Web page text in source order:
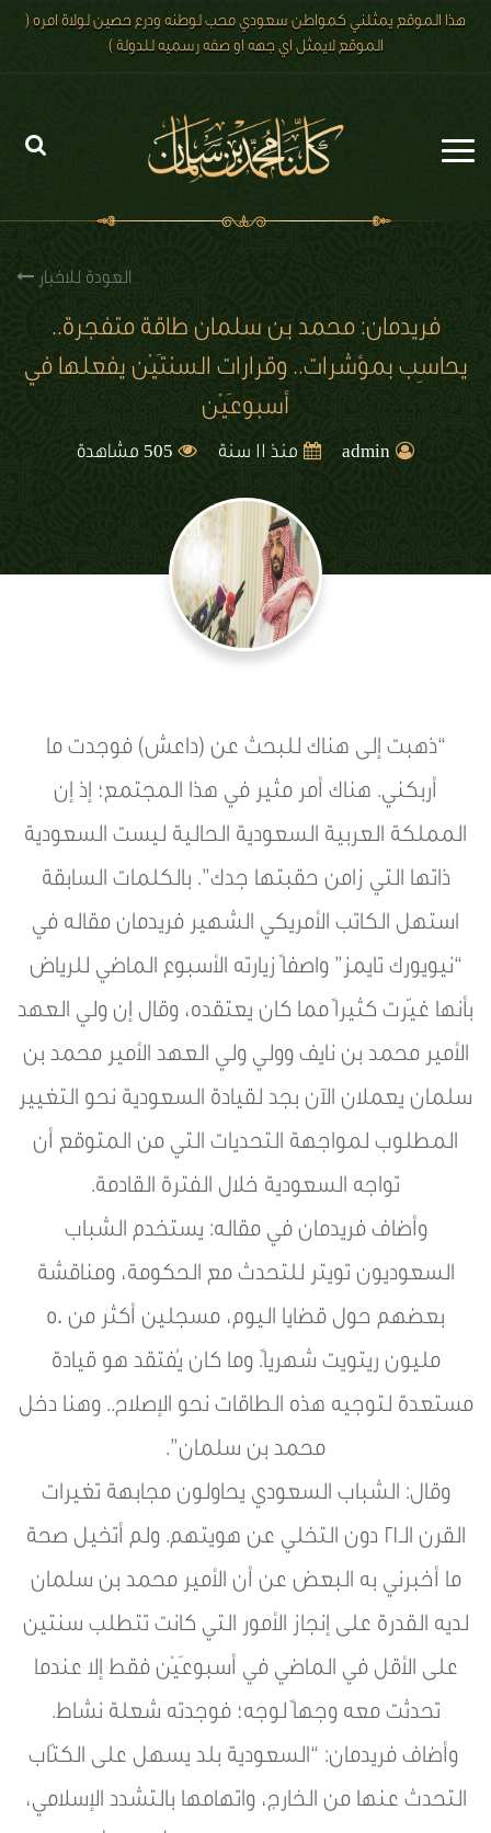
هذا الموقع يمثلني كمواطن سعودي محب لوطنه ودرع حصين لولاة امره (
الموقع لايمثل اي جهه او صفه رسميه للدولة )
الصور
تعليقات الزوار
العودة للاخبار
فريدمان: محمد بن سلمان طاقة متفجرة..
يحاسِب بمؤشرات.. وقرارات السنتَيْن يفعلها في
أسبوعَيْن
admin منذ 11 سنة 505 مشاهدة
“ذهبت إلى هناك للبحث عن (داعش) فوجدت ما
أربكني. هناك أمر مثير في هذا المجتمع؛ إذ إن
المملكة العربية السعودية الحالية ليست السعودية
ذاتها التي زامن حقبتها جدك”. بالكلمات السابقة
استهل الكاتب الأمريكي الشهير فريدمان مقاله في
“نيويورك تايمز” واصفاً زيارته الأسبوع الماضي للرياض
بأنها غيّرت كثيراً مما كان يعتقده، وقال إن ولي العهد
الأمير محمد بن نايف وولي ولي العهد الأمير محمد بن
سلمان يعملان الآن بجد لقيادة السعودية نحو التغيير
المطلوب لمواجهة التحديات التي من المتوقع أن
تواجه السعودية خلال الفترة القادمة.
وأضاف فريدمان في مقاله: يستخدم الشباب
السعوديون تويتر للتحدث مع الحكومة، ومناقشة
بعضهم حول قضايا اليوم، مسجلين أكثر من 50
مليون ريتويت شهرياً. وما كان يُفتقد هو قيادة
مستعدة لتوجيه هذه الطاقات نحو الإصلاح.. وهنا دخل
محمد بن سلمان”.
وقال: الشباب السعودي يحاولون مجابهة تغيرات
القرن الـ21 دون التخلي عن هويتهم. ولم أتخيل صحة
ما أخبرني به البعض عن أن الأمير محمد بن سلمان
لديه القدرة على إنجاز الأمور التي كانت تتطلب سنتين
على الأقل في الماضي في أسبوعَيْن فقط إلا عندما
تحدثت معه وجهاً لوجه؛ فوجدته شعلة نشاط.
وأضاف فريدمان: “السعودية بلد يسهل على الكتّاب
التحدث عنها من الخارج، واتهامها بالتشدد الإسلامي،